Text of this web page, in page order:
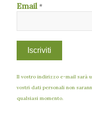
Email *
Il vostro indirizzo e-mail sarà
vostri dati personali non
qualsiasi momento.